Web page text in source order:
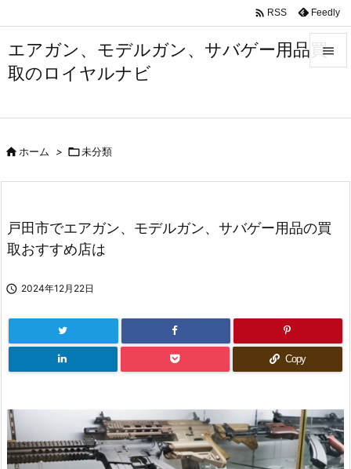
エアガン、モデルガン、サバゲー用品買
取のロイヤルナビ


前へ
次へ
 RSS Feedly
ホーム > 未分類
戸田市でエアガン、モデルガン、サバゲー用品の買
取おすすめ店は
 2024年12月22日
Copy